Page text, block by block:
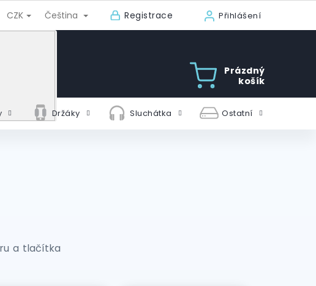
CZK Čeština Registrace Přihlášení
Prázdný
košík
Držáky Sluchátka Ostatní
a tlačítka